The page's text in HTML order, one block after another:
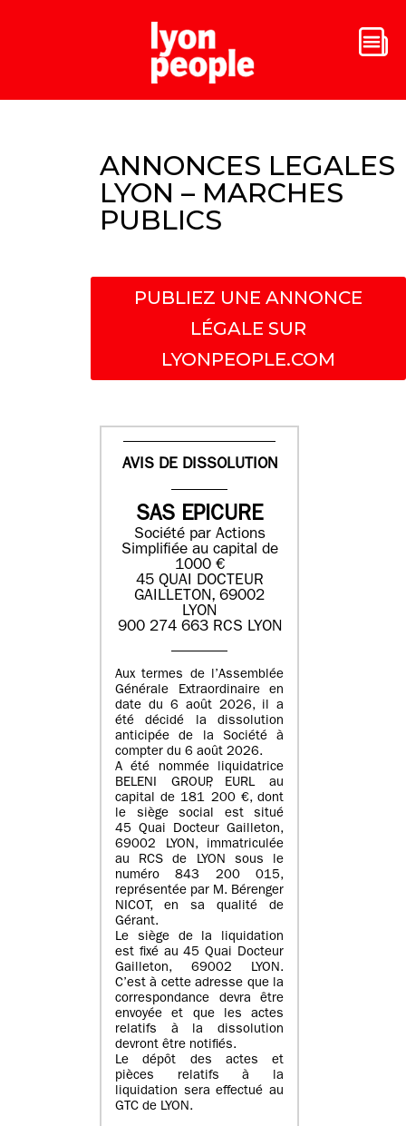
ANNONCES LEGALES
LYON – MARCHES
PUBLICS
PUBLIEZ UNE ANNONCE
LÉGALE SUR
LYONPEOPLE.COM
AVIS DE DISSOLUTION
SAS EPICURE
Société par Actions
Simplifiée au capital de
1000 €
45 QUAI DOCTEUR
GAILLETON, 69002
LYON
900 274 663 RCS LYON
Aux termes de l’Assemblée
Générale Extraordinaire en
date du 6 août 2026, il a
été décidé la dissolution
anticipée de la Société à
compter du 6 août 2026.
A été nommée liquidatrice
BELENI GROUP, EURL au
capital de 181 200 €, dont
le siège social est situé
45 Quai Docteur Gailleton,
69002 LYON, immatriculée
au RCS de LYON sous le
numéro 843 200 015,
représentée par M. Bérenger
NICOT, en sa qualité de
Gérant.
Le siège de la liquidation
est fixé au45 Quai Docteur
Gailleton, 69002 LYON.
C’est à cette adresse que la
correspondance devra être
envoyée et que les actes
relatifs à la dissolution
devront être notifiés.
Le dépôt des actes et
pièces relatifs à la
liquidation sera effectué au
GTC de LYON.